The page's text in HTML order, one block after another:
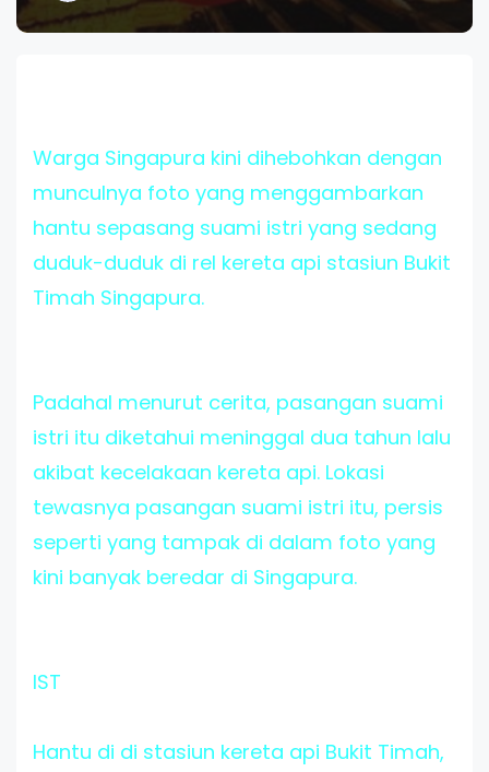
Warga Singapura kini dihebohkan dengan
munculnya foto yang menggambarkan
hantu sepasang suami istri yang sedang
duduk-duduk di rel kereta api stasiun Bukit
Timah Singapura.
Padahal menurut cerita, pasangan suami
istri itu diketahui meninggal dua tahun lalu
akibat kecelakaan kereta api. Lokasi
tewasnya pasangan suami istri itu, persis
seperti yang tampak di dalam foto yang
kini banyak beredar di Singapura.
IST
Hantu di di stasiun kereta api Bukit Timah,